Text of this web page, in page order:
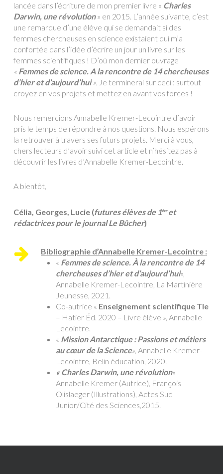
lancée dans l’écriture de mon premier livre « Charles
Darwin, une révolution » en 2015. L’année suivante, c’est
une remarque d’une élève qui se demandait si des
femmes chercheuses en science existaient qui m’a
confortée dans l’idée d’écrire un jour un livre sur les
femmes scientifiques ! D’où mon dernier ouvrage
« Femmes de science. A la rencontre de 14 chercheuses
d’hier et d’aujourd’hui». Je terminerai sur ceci : surtout
croyez en vos projets et mettez en avant vos forces !
Nous remercions Annabelle Kremer-Lecointre d’avoir
pris le temps de répondre à nos questions. Nous espérons
la retrouver à travers ses futurs projets. Merci à vous,
chers lecteurs d’avoir suivi cet article et n’hésitez pas à
découvrir les livres d’Annabelle Kremer-Lecointre.
A bientôt,
Célia, Georges, Lucie (futures élèves de 1ère et
rédactrices pour le journal Le Bûcher)
Bibliographie d’Annabelle Kremer-Lecointre :
« Femmes de science. À la rencontre de 14
chercheuses d’hier et d’aujourd’hui»,
Annabelle Kremer-Lecointre, La Martinière
Jeunesse, 2021.
Co-autrice « Enseignement scientifique Tle
– Hatier Éd. 2020 – Livre élève », Annabelle
Lecointre.
« Mission Antarctique : Passions et métiers
au cœur de la Science», Annabelle Kremer-
Lecointre, Belin éducation, 2020.
« Charles Darwin, une révolution»
Annabelle Kremer (Autrice), François
Olislaeger (Illustrations), Actes Sud
Junior/Cité des Sciences,2015.